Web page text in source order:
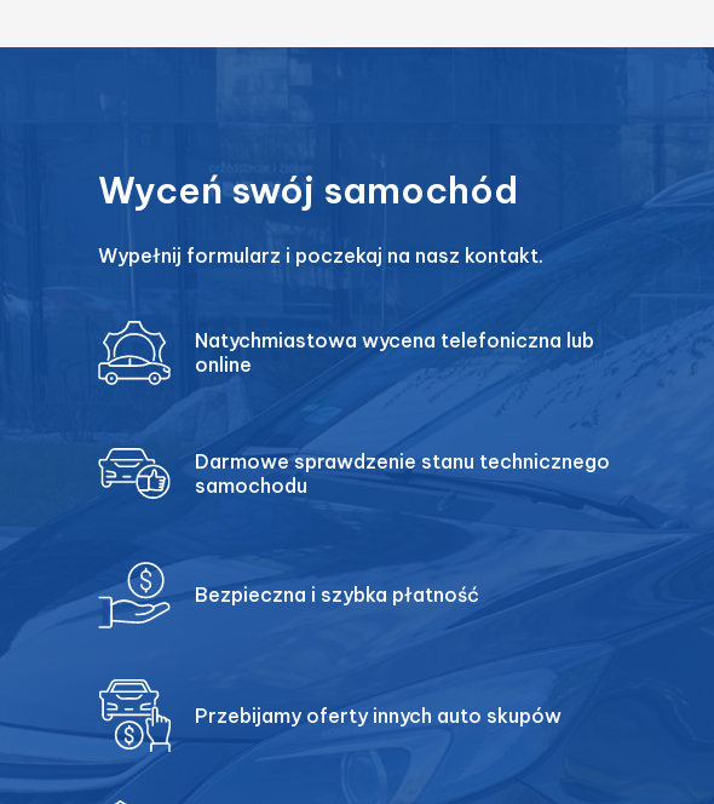
Wyceń swój samochód
Wypełnij formularz i poczekaj na nasz kontakt.
Natychmiastowa wycena telefoniczna lub
online
Darmowe sprawdzenie stanu technicznego
samochodu
Bezpieczna i szybka płatność
Przebijamy oferty innych auto skupów